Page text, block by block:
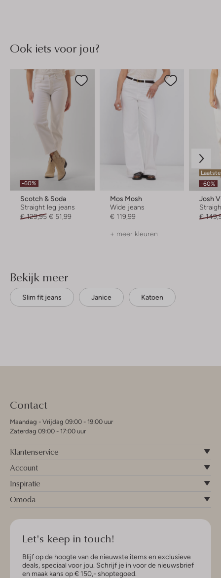
Ook iets voor jou?
-60%
Scotch & Soda
Straight leg jeans
€ 129,95 € 51,99
Mos Mosh
Wide jeans
€ 119,99
+ meer kleuren
-60%
Josh V
€
Bekijk meer
Slim fit jeans Janice Katoen
Contact
Maandag - Vrijdag 09:00 - 19:00 uur
Zaterdag 09:00 - 17:00 uur
Klantenservice
Account
Inspiratie
Omoda
Let's keep in touch!
Blijf op de hoogte van de nieuwste items en exclusieve
deals, speciaal voor jou. Schrijf je in voor de nieuwsbrief
en maak kans op € 150,- shoptegoed.